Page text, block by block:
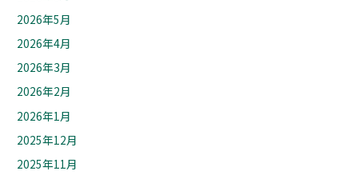
2026年5月
2026年4月
2026年3月
2026年2月
2026年1月
2025年12月
2025年11月